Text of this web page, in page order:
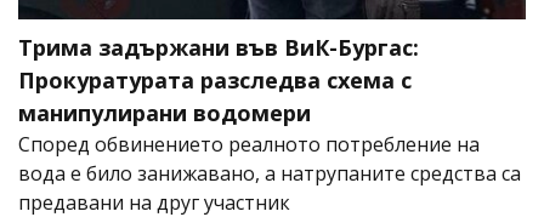
Трима задържани във ВиК-Бургас:
Прокуратурата разследва схема с
манипулирани водомери
Според обвинението реалното потребление на
вода е било занижавано, а натрупаните средства са
предавани на друг участник